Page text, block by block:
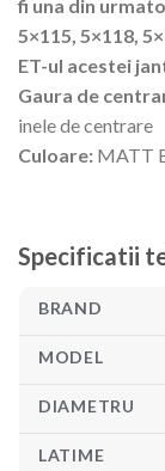
fi una din
5×115, 5×118,
ET-ul acestei
Gaura de
inele de centrare
Culoare: MATT
Specificatii
BRAND
MODEL
DIAMETRU
LATIME